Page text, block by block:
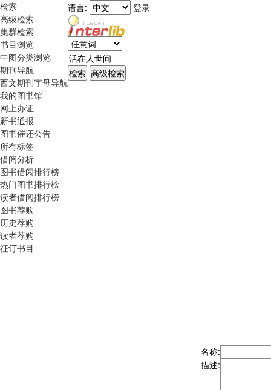
检索
高级检索
集群检索
书目浏览
中图分类浏览
期刊导航
西文期刊字母导航
我的图书馆
网上办证
新书通报
图书催还公告
所有标签
借阅分析
图书借阅排行榜
热门图书排行榜
读者借阅排行榜
图书荐购
历史荐购
读者荐购
征订书目
语言: 登录
名称:
描述: